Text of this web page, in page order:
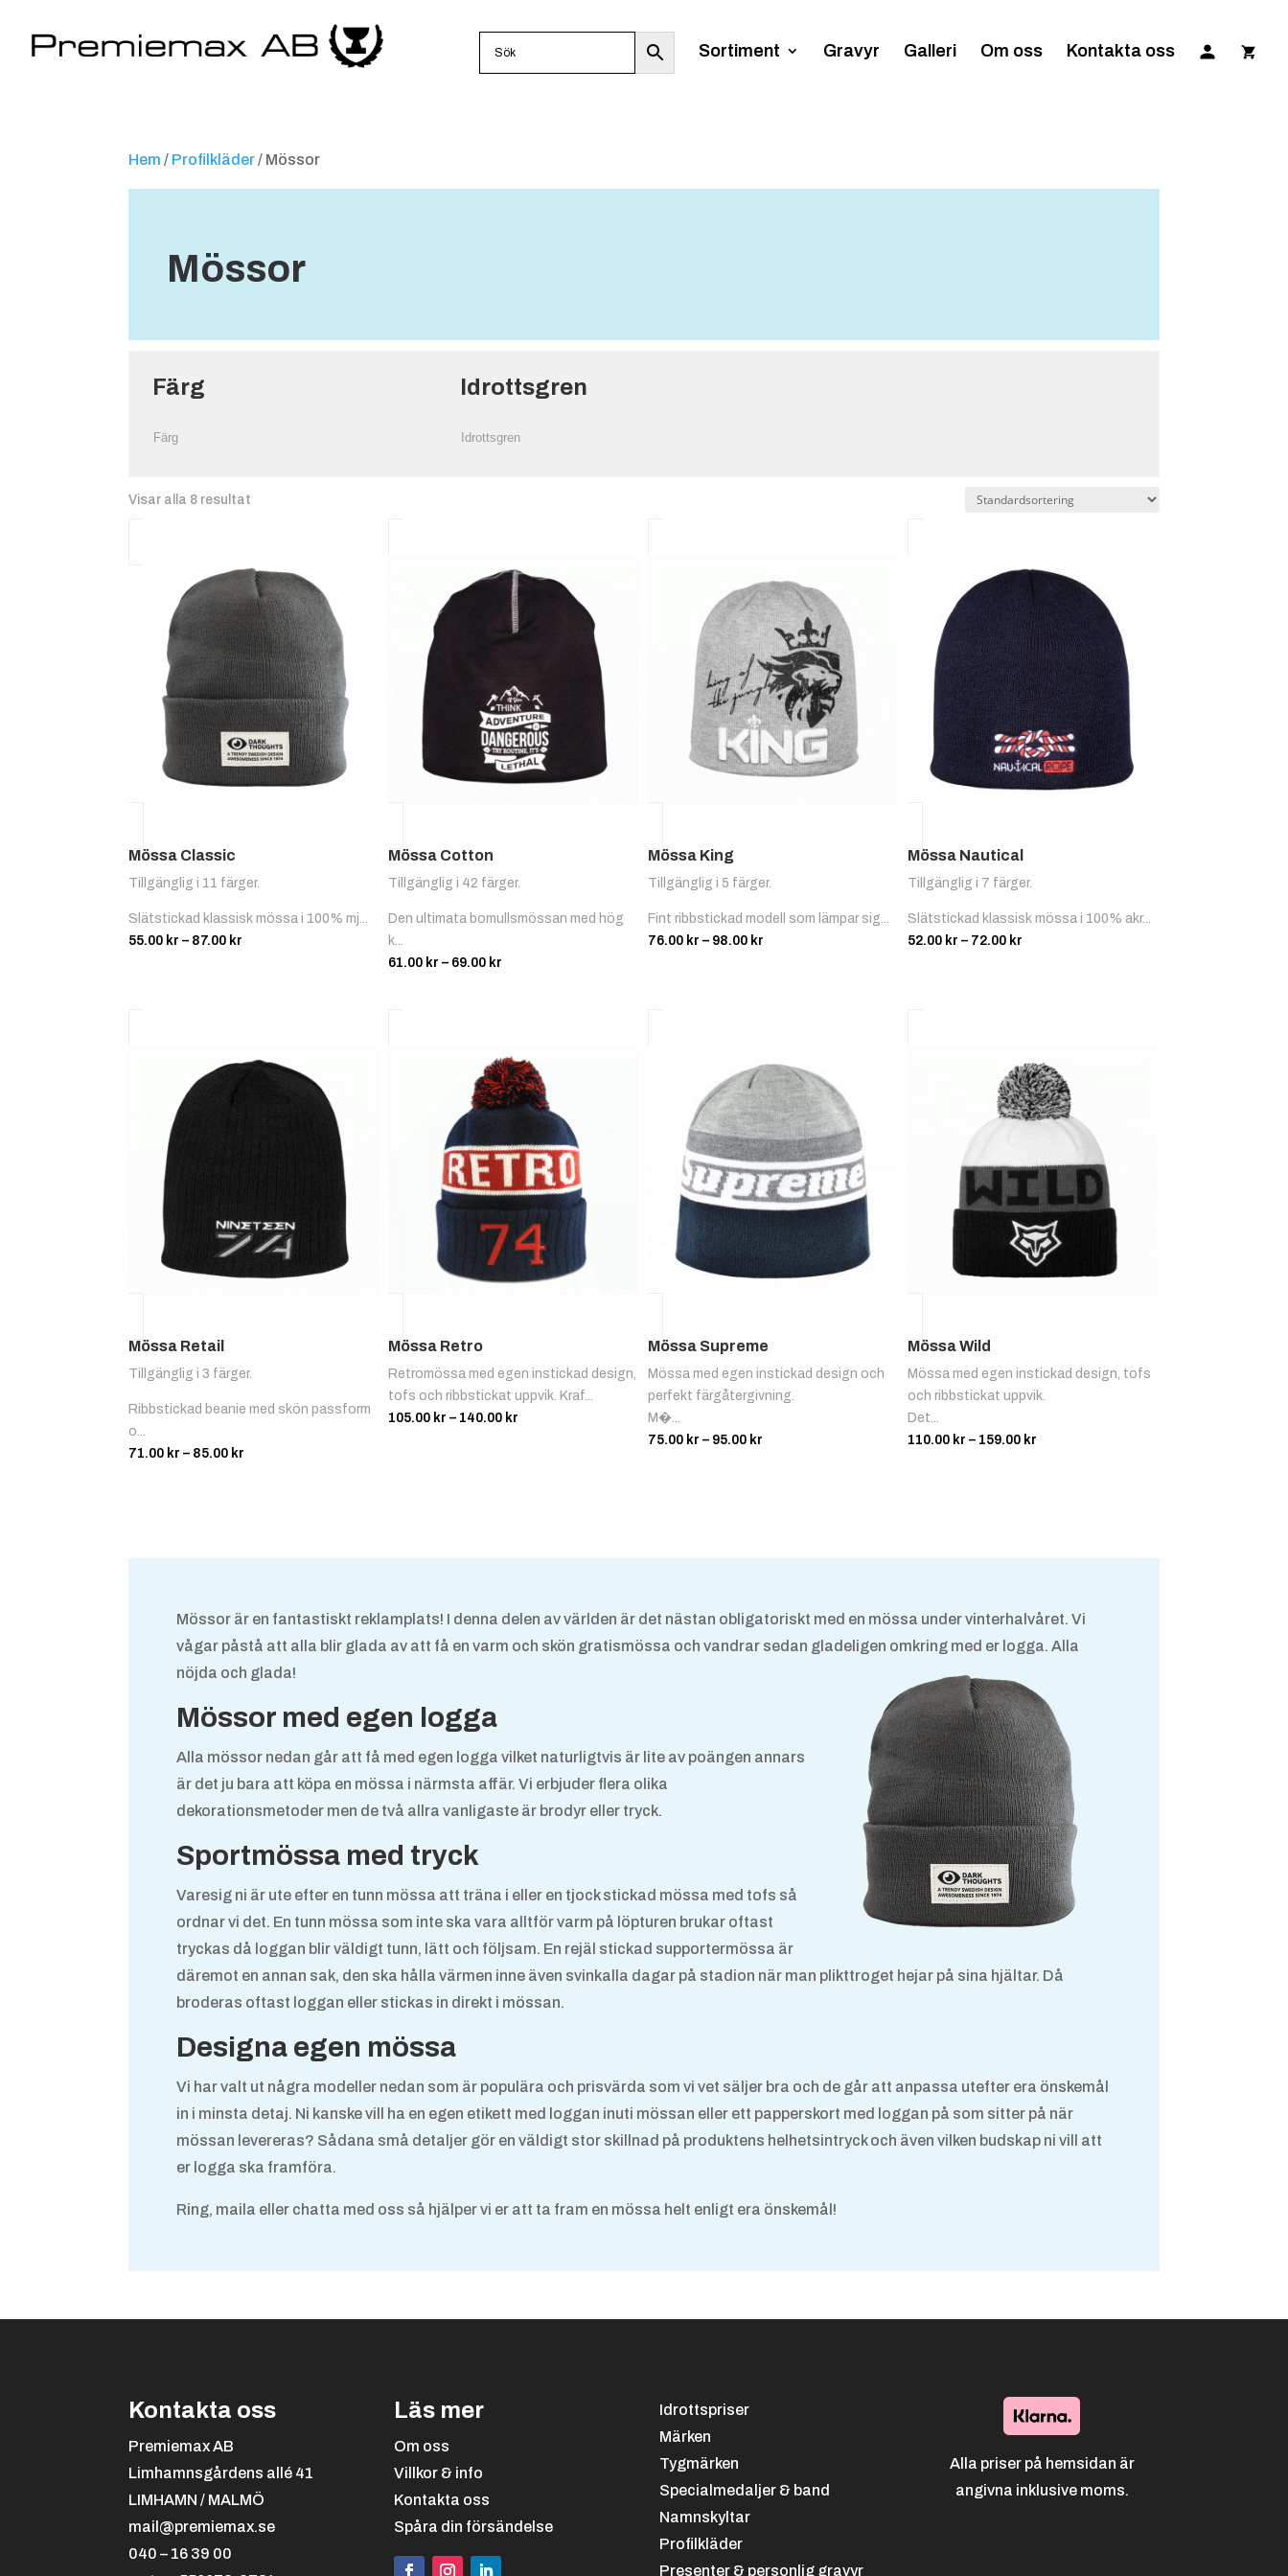
Sortiment Gravyr Galleri Om oss Kontakta oss
Hem / Profilkläder/ Mössor
Mössor
Färg Idrottsgren
Visar alla 8 resultat
Mössa Classic
Tillgänglig i 11 färger.
Slätstickad klassisk mössa i 100% mj...
55.00 kr – 87.00 kr
Mössa Cotton
Tillgänglig i 42 färger.
Den ultimata bomullsmössan med hög
k...
61.00 kr – 69.00 kr
Mössa King
Tillgänglig i 5 färger.
Fint ribbstickad modell som lämpar sig...
76.00 kr – 98.00 kr
Mössa Nautical
Tillgänglig i 7 färger.
Slätstickad klassisk mössa i 100% akr...
52.00 kr – 72.00 kr
Mössa Retail
Tillgänglig i 3 färger.
Ribbstickad beanie med skön passform
o...
71.00 kr – 85.00 kr
Mössa Retro
Retromössa med egen instickad design,
tofs och ribbstickat uppvik. Kraf...
105.00 kr – 140.00 kr
Mössa Supreme
Mössa med egen instickad design och
perfekt färgåtergivning.
M�...
75.00 kr – 95.00 kr
Mössa Wild
Mössa med egen instickad design, tofs
och ribbstickat uppvik.
Det...
110.00 kr – 159.00 kr
Mössor är en fantastiskt reklamplats! I denna delen av världen är det nästan obligatoriskt med en mössa under vinterhalvåret. Vi
vågar påstå att alla blir glada av att få en varm och skön gratismössa och vandrar sedan gladeligen omkring med er logga. Alla
nöjda och glada!
Mössor med egen logga
Alla mössor nedan går att få med egen logga vilket naturligtvis är lite av poängen annars
är det ju bara att köpa en mössa i närmsta affär. Vi erbjuder flera olika
dekorationsmetoder men de två allra vanligaste är brodyr eller tryck.
Sportmössa med tryck
Varesig ni är ute efter en tunn mössa att träna i eller en tjock stickad mössa med tofs så
ordnar vi det. En tunn mössa som inte ska vara alltför varm på löpturen brukar oftast
tryckas då loggan blir väldigt tunn, lätt och följsam. En rejäl stickad supportermössa är
däremot en annan sak, den ska hålla värmen inne även svinkalla dagar på stadion när man plikttroget hejar på sina hjältar. Då
broderas oftast loggan eller stickas in direkt i mössan.
Designa egen mössa
Vi har valt ut några modeller nedan som är populära och prisvärda som vi vet säljer bra och de går att anpassa utefter era önskemål
in i minsta detaj. Ni kanske vill ha en egen etikett med loggan inuti mössan eller ett papperskort med loggan på som sitter på när
mössan levereras? Sådana små detaljer gör en väldigt stor skillnad på produktens helhetsintryck och även vilken budskap ni vill att
er logga ska framföra.
Ring, maila eller chatta med oss så hjälper vi er att ta fram en mössa helt enligt era önskemål!
Kontakta oss
Premiemax AB
Limhamnsgårdens allé 41
LIMHAMN / MALMÖ
mail@premiemax.se
040 – 16 39 00
Läs mer
Om oss
Villkor & info
Kontakta oss
Spåra din försändelse
Idrottspriser
Märken
Tygmärken
Specialmedaljer & band
Namnskyltar
Profilkläder
Presenter & personlig gravyr
Alla priser på hemsidan är
angivna inklusive moms.